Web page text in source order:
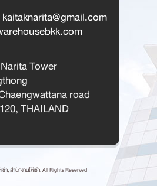
kaitaknarita@gmail.com
Tower
road
THAILAND
, สำนักงานให้เช่า. All Rights Reserved